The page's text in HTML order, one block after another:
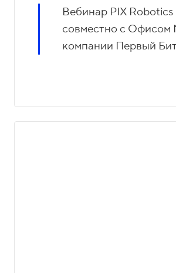
Вебинар PIX Robotics
совместно с Офисом
компании Первый